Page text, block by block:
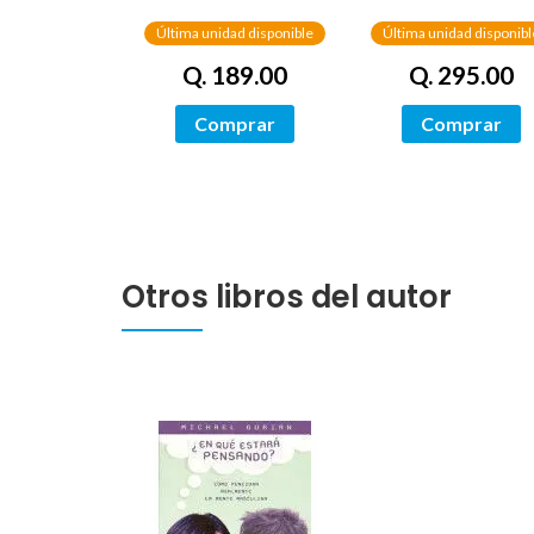
Última unidad disponible
Q. 189.00
Comprar
NETWORKS
Última unidad
Q. 295.00
Comprar
Otros libros del autor